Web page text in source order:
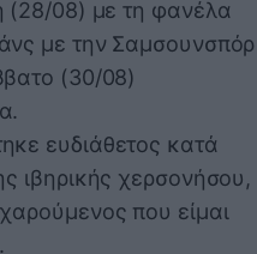
(28/08) με τη φανέλα
με την Σαμσουνσπόρ
(30/08)
ευδιάθετος κατά
ιβηρικής χερσονήσου,
που είμαι